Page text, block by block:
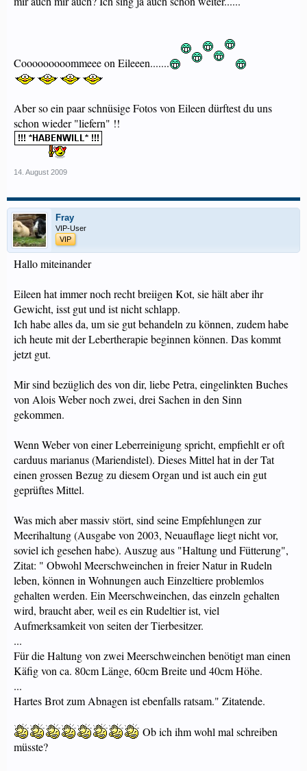
Cooooooooommeee on Eileeen.......
Aber so ein paar schnüsige Fotos von Eileen dürftest du uns
schon wieder "liefern" !!
14. August 2009
Fray
VIP-User
VIP
Hallo miteinander
Eileen hat immer noch recht breiigen Kot, sie hält aber ihr
Gewicht, isst gut und ist nicht schlapp.
Ich habe alles da, um sie gut behandeln zu können, zudem habe
ich heute mit der Lebertherapie beginnen können. Das kommt
jetzt gut.
Mir sind bezüglich des von dir, liebe Petra, eingelinkten Buches
von Alois Weber noch zwei, drei Sachen in den Sinn
gekommen.
Wenn Weber von einer Leberreinigung spricht, empfiehlt er oft
carduus marianus (Mariendistel). Dieses Mittel hat in der Tat
einen grossen Bezug zu diesem Organ und ist auch ein gut
geprüftes Mittel.
Was mich aber massiv stört, sind seine Empfehlungen zur
Meerihaltung (Ausgabe von 2003, Neuauflage liegt nicht vor,
soviel ich gesehen habe). Auszug aus "Haltung und Fütterung",
Zitat: " Obwohl Meerschweinchen in freier Natur in Rudeln
leben, können in Wohnungen auch Einzeltiere problemlos
gehalten werden. Ein Meerschweinchen, das einzeln gehalten
wird, braucht aber, weil es ein Rudeltier ist, viel
Aufmerksamkeit von seiten der Tierbesitzer.
...
Für die Haltung von zwei Meerschweinchen benötigt man einen
Käfig von ca. 80cm Länge, 60cm Breite und 40cm Höhe.
...
Hartes Brot zum Abnagen ist ebenfalls ratsam." Zitatende.
Ob ich ihm wohl mal schreiben
müsste?